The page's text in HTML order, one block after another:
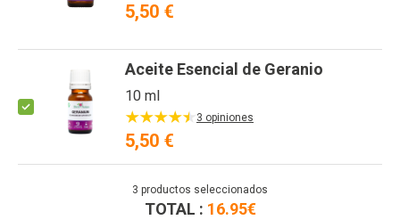
5,50 €
Aceite Esencial de Geranio
10 ml
3 opiniones
5,50 €
3 productos seleccionados
TOTAL : 16.95€